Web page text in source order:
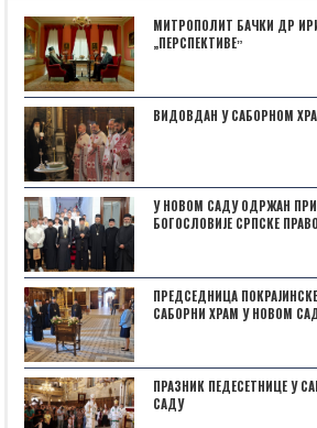
МИТРОПОЛИТ БАЧКИ ДР
„ПЕРСПЕКТИВЕˮ
ВИДОВДАН У САБОРНОМ
У НОВОМ САДУ ОДРЖАН
БОГОСЛОВИЈЕ СРПСКЕ
ПРЕДСЕДНИЦА
САБОРНИ ХРАМ У НОВОМ
ПРАЗНИК ПЕДЕСЕТНИЦЕ У
САДУ